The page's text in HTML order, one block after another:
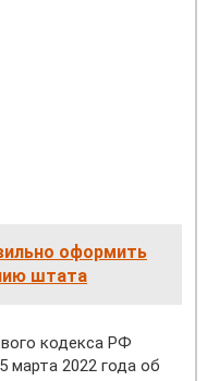
оформить
штата
кодекса РФ
марта 2022 года об